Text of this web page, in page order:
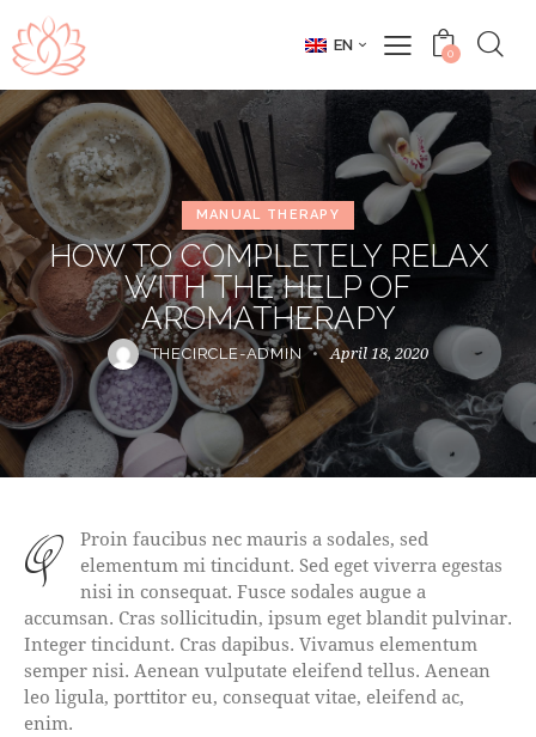
EN 0
MANUAL THERAPY
HOW TO COMPLETELY RELAX
WITH THE HELP OF
AROMATHERAPY
THECIRCLE-ADMIN April 18, 2020
qProin faucibus nec mauris a sodales, sed
elementum mi tincidunt. Sed eget viverra egestas
nisi in consequat. Fusce sodales augue a
accumsan. Cras sollicitudin, ipsum eget blandit pulvinar.
Integer tincidunt. Cras dapibus. Vivamus elementum
semper nisi. Aenean vulputate eleifend tellus. Aenean
leo ligula, porttitor eu, consequat vitae, eleifend ac,
enim.